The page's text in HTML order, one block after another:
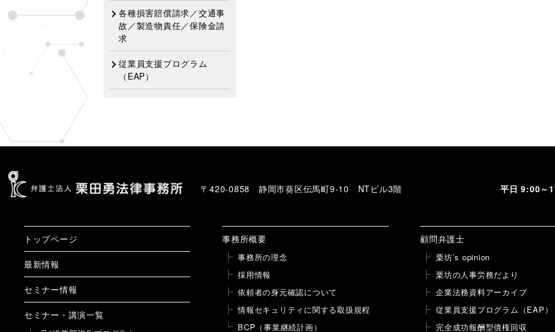
各種損害賠償請求／交通事
故／製造物責任／保険金請
求
従業員支援プログラム
（EAP）
〒420-0858 静岡市葵区伝馬町9-10 NTビル3階 平日 9:00～
トップページ
最新情報
セミナー情報
セミナー・講演一覧
事務所概要
事務所の理念
採用情報
依頼者の身元確認について
情報セキュリティに関する取扱規程
BCP（事業継続計画）
顧問弁護士
栗坊’s opinion
栗坊の人事労務だより
企業法務資料アーカイブ
従業員支援プログラム（EAP）
完全成功報酬型債権回収